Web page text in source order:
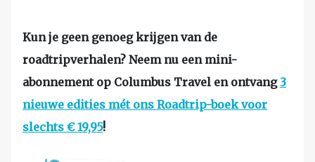
Kun je geen genoeg krijgen van de
roadtripverhalen? Neem nu een mini-
abonnement op Columbus Travel en ontvang 3
nieuwe edities mét ons Roadtrip-boek voor
slechts € 19,95!